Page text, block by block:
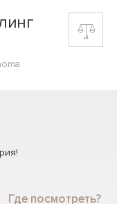
Где посмотреть?